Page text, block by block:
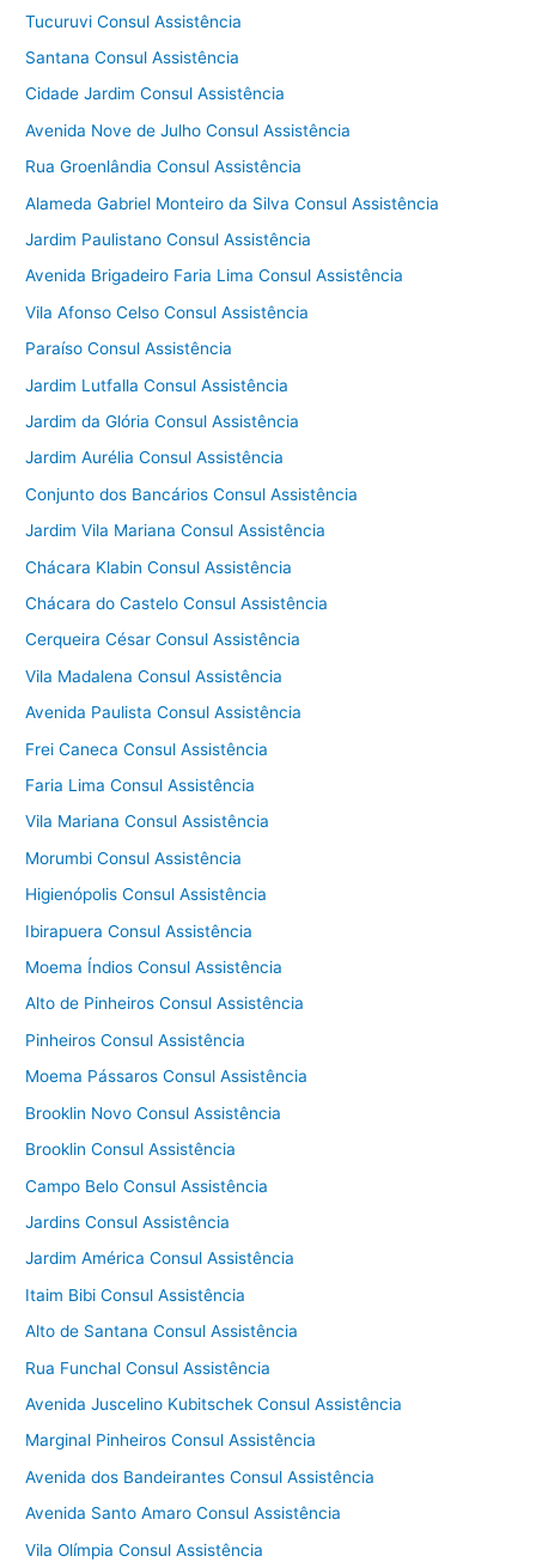
Tucuruvi Consul Assistência
Santana Consul Assistência
Cidade Jardim Consul Assistência
Avenida Nove de Julho Consul Assistência
Rua Groenlândia Consul Assistência
Alameda Gabriel Monteiro da Silva Consul Assistência
Jardim Paulistano Consul Assistência
Avenida Brigadeiro Faria Lima Consul Assistência
Vila Afonso Celso Consul Assistência
Paraíso Consul Assistência
Jardim Lutfalla Consul Assistência
Jardim da Glória Consul Assistência
Jardim Aurélia Consul Assistência
Conjunto dos Bancários Consul Assistência
Jardim Vila Mariana Consul Assistência
Chácara Klabin Consul Assistência
Chácara do Castelo Consul Assistência
Cerqueira César Consul Assistência
Vila Madalena Consul Assistência
Avenida Paulista Consul Assistência
Frei Caneca Consul Assistência
Faria Lima Consul Assistência
Vila Mariana Consul Assistência
Morumbi Consul Assistência
Higienópolis Consul Assistência
Ibirapuera Consul Assistência
Moema Índios Consul Assistência
Alto de Pinheiros Consul Assistência
Pinheiros Consul Assistência
Moema Pássaros Consul Assistência
Brooklin Novo Consul Assistência
Brooklin Consul Assistência
Campo Belo Consul Assistência
Jardins Consul Assistência
Jardim América Consul Assistência
Itaim Bibi Consul Assistência
Alto de Santana Consul Assistência
Rua Funchal Consul Assistência
Avenida Juscelino Kubitschek Consul Assistência
Marginal Pinheiros Consul Assistência
Avenida dos Bandeirantes Consul Assistência
Avenida Santo Amaro Consul Assistência
Vila Olímpia Consul Assistência